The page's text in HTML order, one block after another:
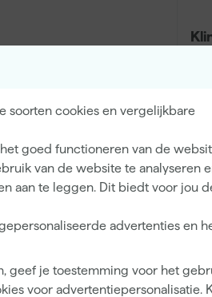
soorten cookies en vergelijkbare
goed functioneren van de
van de website te analyseren
aan te leggen. Dit biedt voor jou
advertenties en
geef je toestemming voor het
voor advertentiepersonalisatie.
jouw antwoord! Deze
bescherming tegen
en kras- en
is deze lak
temperatuurverschillen.
zorgt voor een perfect
1,